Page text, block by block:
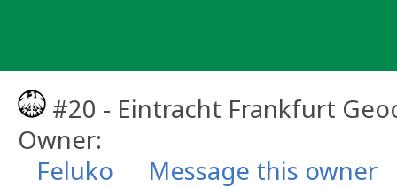
#20 - Eintracht Frankfurt
Owner:
Feluko
Message this owner